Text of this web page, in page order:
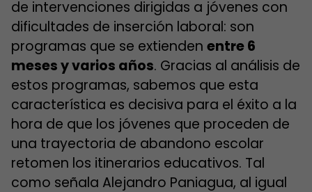
de intervenciones dirigidas a jóvenes con
dificultades de inserción laboral: son
programas que se extienden entre 6
meses y varios años. Gracias al análisis de
estos programas, sabemos que esta
característica es decisiva para el éxito a la
hora de que los jóvenes que proceden de
una trayectoria de abandono escolar
retomen los itinerarios educativos. Tal
como señala Alejandro Paniagua, al igual